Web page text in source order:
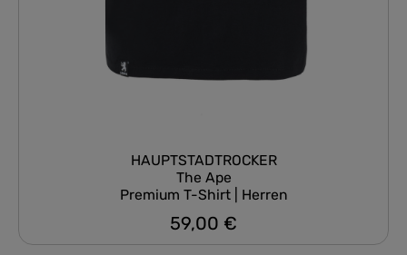
HAUPTSTADTROCKER
The Ape
Premium T-Shirt | Herren
Regulärer Preis:
59,00 €